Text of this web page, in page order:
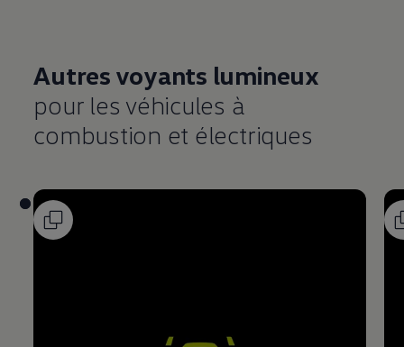
Autres voyants lumineux
pour les véhicules à
combustion et électriques